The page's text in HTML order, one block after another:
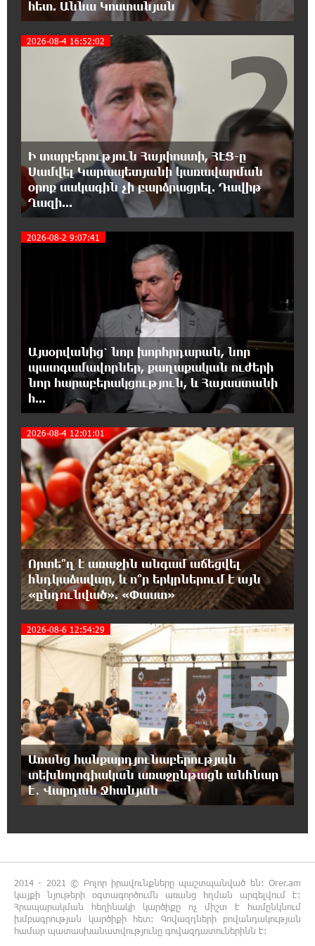
դատում են Ամենայն Հայոց Կաթողիկոսին.
Մարիաննա Ղահրամանյան
18:32:23 7-08-2026
«հակասաֆարովյան» օրենսդրական
նախաձեռնության վերաբերյալ
հիմանվորումներ․ Շիրազ Մանուկյան
18:26:59 7-08-2026
Վեհափառ Հայրապետի շուրջ խայտառակ
զարգացումների, Գյուղացիներին
վերաբերող առաջնային հարցերի մասին՝
գյուղտեխնիկայից մինչև անվճար երթուղի. Անդրանիկ
Գևորգյան
18:25:05 7-08-2026
Թուրքական ապրանքանիշը դադարեցնում է
գործունեությունը Ռուսաստանում
18:08:44 7-08-2026
Դանակահարություն՝ Մասիսի
գազալցակայաններից մեկի մոտ.
կասկածյալը ձերբակալվել է
17:58:24 7-08-2026
Վեհափառ Հայրապետը աղոթք է հնչեցնում
ժողովրդի հետ
17:31:07 7-08-2026
Վեհափառի հանդեպ տիտանական
ապօրինություն կա, անասելի ցավ եմ զգում.
Վարդևանյան
17:30:48 7-08-2026
Արժանապատիվ դատավորը ինքնաբացարկ
հայտնեց և հրաժարվեց քննել գործն ու
17:07:39 7-08-2026
Նարեկ Կարապետյանը` Կաթողիկոսին
հեռացնել փորձելու մասին
16:57:42 7-08-2026
«ՀայաՔվեն» կանգնած է Հայ առաքելական
եկեղեցու պաշտպանության առաջնագծում.
մաս 3
16:50:26 7-08-2026
անել
«ՀայաՔվեն» կանգնած է Հայ առաքելական
եկեղեցու պաշտպանության առաջնագծում.
մաս 2
հետ. Աննա Կոստանյան
2026-08-4 16:52:02
Ի տարբերություն Հայփոստի, ՀԷՑ-ը
Սամվել Կարապետյանի կառավարման
օրոք սակագին չի բարձրացրել. Դավիթ
Ղազի...
2
2026-08-2 9:07:41
Այսօրվանից՝ նոր խորհրդարան, նոր
պատգամավորներ, քաղաքական ուժերի
նոր հարաբերակցություն, և Հայաստանի
հ...
3
2026-08-4 12:01:01
Որտե՞ղ է առաջին անգամ աճեցվել
հնդկաձավար, և ո՞ր երկրներում է այն
«ընդունված». «Փաստ»
4
2026-08-6 12:54:29
Առանց հանքարդյունաբերության
տեխնոլոգիական առաջընթացն անհնար
է․ Վարդան Ջհանյան
5
2014 - 2021 © Բոլոր իրավունքները պաշտպանված են: Orer.am
կայքի նյութերի օգտագործումն առանց հղման արգելվում է:
Հրապարակման հեղինակի կարծիքը ոչ միշտ է համընկնում
խմբագրության կարծիքի հետ: Գովազդների բովանդակության
համար պատասխանատվությունը գովազդատուներինն է: